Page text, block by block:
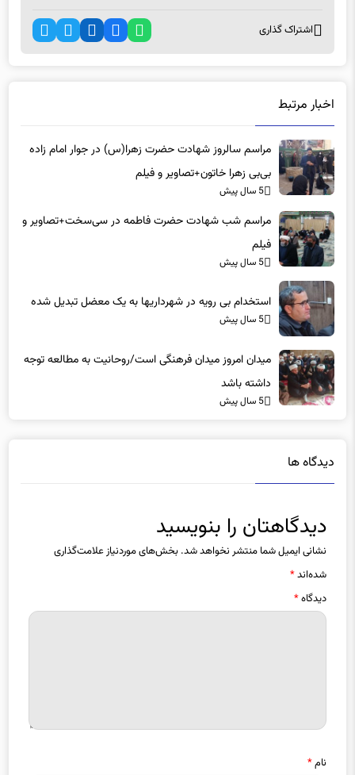
اشتراک گذاری
اخبار مرتبط
مراسم سالروز شهادت حضرت زهرا(س) در جوار امام زاده
بی‌بی زهرا خاتون+تصاویر و فیلم
5 سال پیش
مراسم شب شهادت حضرت فاطمه در سی‌سخت+تصاویر و
فیلم
5 سال پیش
استخدام بی رویه در شهرداریها به یک معضل تبدیل شده
5 سال پیش
میدان امروز میدان فرهنگی است/روحانیت به مطالعه توجه
داشته باشد
5 سال پیش
دیدگاه ها
دیدگاهتان را بنویسید
نشانی ایمیل شما منتشر نخواهد شد. بخش‌های موردنیاز علامت‌گذاری
شده‌اند*
دیدگاه*
نام*